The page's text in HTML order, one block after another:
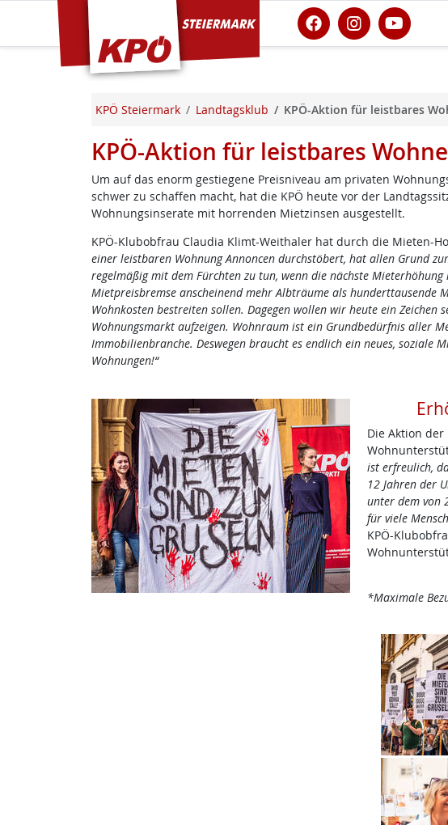
KPÖ Steiermark
KPÖ Steiermark Landtagsklub KPÖ-Aktion für leistbares
KPÖ-Aktion für leistbares
Um auf das enorm gestiegene Preisniveau am privaten
schwer zu schaffen macht, hat die KPÖ heute vor der
Wohnungsinserate mit horrenden Mietzinsen ausgestellt.
KPÖ-Klubobfrau Claudia Klimt-Weithaler hat durch die Mieten-
einer leistbaren Wohnung Annoncen durchstöbert, hat allen Grund
regelmäßig mit dem Fürchten zu tun, wenn die nächste
Mietpreisbremse anscheinend mehr Albträume als hunderttausende
Wohnkosten bestreiten sollen. Dagegen wollen wir heute ein Zeichen
Wohnungsmarkt aufzeigen. Wohnraum ist ein Grundbedürfnis aller
Immobilienbranche. Deswegen braucht es endlich ein neues, soziale
Wohnungen!“
Die Aktion
ist erfreulich,
12 Jahren der
unter dem von
für viele
KPÖ-
*Maximale